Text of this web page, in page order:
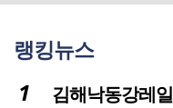
랭킹뉴스
김해낙동강레